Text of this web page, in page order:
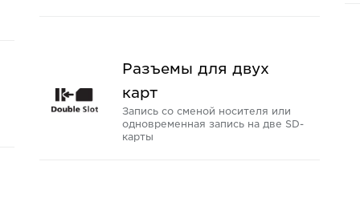
Разъемы для двух
карт
Запись со сменой носителя или
одновременная запись на две SD-
карты